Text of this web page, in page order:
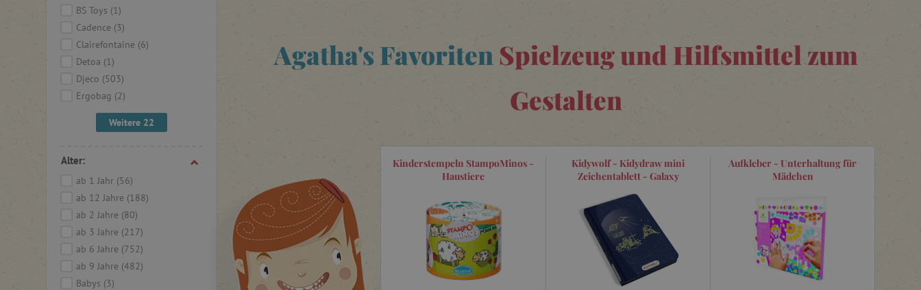
BS Toys (1)
Cadence (3)
Clairefontaine (6)
Detoa (1)
Djeco (503)
Ergobag (2)
Weitere 22
Alter:
ab 1 Jahr (56)
ab 12 Jahre (188)
ab 2 Jahre (80)
ab 3 Jahre (217)
ab 6 Jahre (752)
ab 9 Jahre (482)
Babys (3)
Agatha's Favoriten Spielzeug und Hilfsmittel zum
Gestalten
Kinderstempeln StampoMinos -
Haustiere
Kidywolf - Kidydraw mini
Zeichentablett - Galaxy
Aufkleber - Unterhaltung für
Mädchen